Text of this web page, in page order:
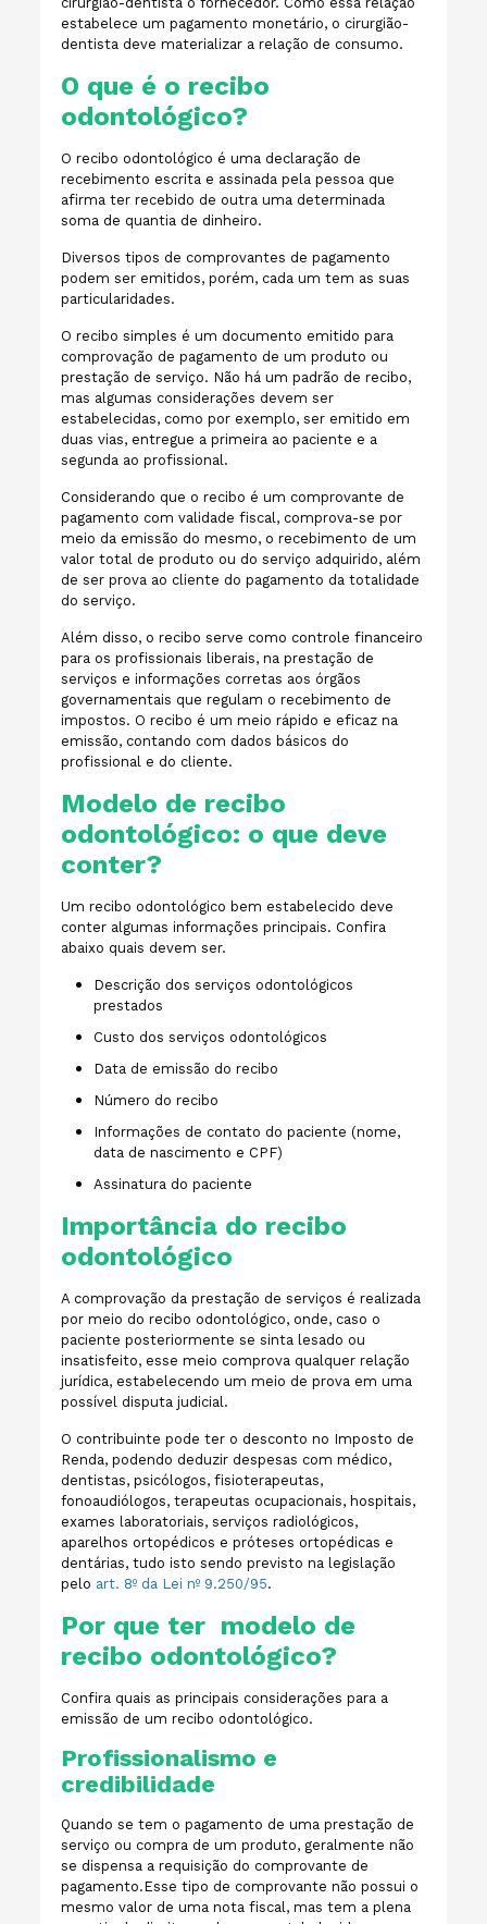
estabelece um pagamento monetário, o cirurgião-
dentista deve materializar a relação de consumo.
O que é o recibo
odontológico?
O recibo odontológico é uma declaração de
recebimento escrita e assinada pela pessoa que
afirma ter recebido de outra uma determinada
soma de quantia de dinheiro.
Diversos tipos de comprovantes de pagamento
podem ser emitidos, porém, cada um tem as suas
particularidades.
O recibo simples é um documento emitido para
comprovação de pagamento de um produto ou
prestação de serviço. Não há um padrão de recibo,
mas algumas considerações devem ser
estabelecidas, como por exemplo, ser emitido em
duas vias, entregue a primeira ao paciente e a
segunda ao profissional.
Considerando que o recibo é um comprovante de
pagamento com validade fiscal, comprova-se por
meio da emissão do mesmo, o recebimento de um
valor total de produto ou do serviço adquirido, além
de ser prova ao cliente do pagamento da totalidade
do serviço.
Além disso, o recibo serve como controle financeiro
para os profissionais liberais, na prestação de
serviços e informações corretas aos órgãos
governamentais que regulam o recebimento de
impostos. O recibo é um meio rápido e eficaz na
emissão, contando com dados básicos do
profissional e do cliente.
Modelo de recibo
odontológico: o que deve
conter?
Um recibo odontológico bem estabelecido deve
conter algumas informações principais. Confira
abaixo quais devem ser.
Descrição dos serviços odontológicos
prestados
Custo dos serviços odontológicos
Data de emissão do recibo
Número do recibo
Informações de contato do paciente (nome,
data de nascimento e CPF)
Assinatura do paciente
Importância do recibo
odontológico
A comprovação da prestação de serviços é realizada
por meio do recibo odontológico, onde, caso o
paciente posteriormente se sinta lesado ou
insatisfeito, esse meio comprova qualquer relação
jurídica, estabelecendo um meio de prova em uma
possível disputa judicial.
O contribuinte pode ter o desconto no Imposto de
Renda, podendo deduzir despesas com médico,
dentistas, psicólogos, fisioterapeutas,
fonoaudiólogos, terapeutas ocupacionais, hospitais,
exames laboratoriais, serviços radiológicos,
aparelhos ortopédicos e próteses ortopédicas e
dentárias, tudo isto sendo previsto na legislação
pelo art. 8º da Lei nº 9.250/95.
Por que ter modelo de
recibo odontológico?
Confira quais as principais considerações para a
emissão de um recibo odontológico.
Profissionalismo e
credibilidade
Quando se tem o pagamento de uma prestação de
serviço ou compra de um produto, geralmente não
se dispensa a requisição do comprovante de
pagamento.Esse tipo de comprovante não possui o
mesmo valor de uma nota fiscal, mas tem a plena